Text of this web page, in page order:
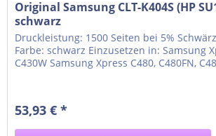
Original Samsung CLT-K404S (HP
schwarz
Druckleistung: 1500 Seiten bei 5%
Farbe: schwarz Einzusetzen in: Samsung
C430W Samsung Xpress C480, C480FN,
53,93 € *